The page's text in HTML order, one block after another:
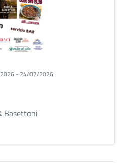
- 24/07/2026
Basettoni